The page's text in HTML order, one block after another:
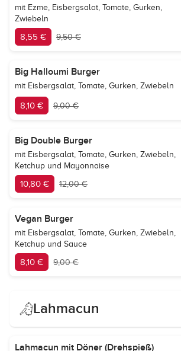
mit Ezme, Eisbergsalat, Tomate, Gurken,
Zwiebeln
8,55 € 9,50 €
Big Halloumi Burger
mit Eisbergsalat, Tomate, Gurken, Zwiebeln
8,10 € 9,00 €
Big Double Burger
mit Eisbergsalat, Tomate, Gurken, Zwiebeln,
Ketchup und Mayonnaise
10,80 € 12,00 €
Vegan Burger
mit Eisbergsalat, Tomate, Gurken, Zwiebeln,
Ketchup und Sauce
8,10 € 9,00 €
Lahmacun
Lahmacun mit Döner (Drehspieß)